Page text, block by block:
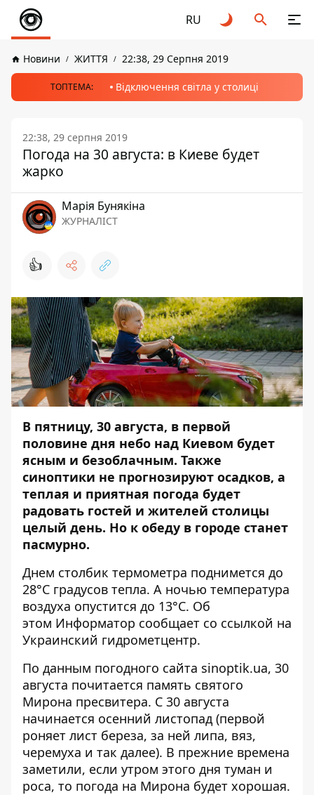
RU
Новини ЖИТТЯ 22:38, 29 Серпня 2019
ТОПТЕМА: Відключення світла у столиці
22:38, 29 серпня 2019
Погода на 30 августа: в Киеве будет
жарко
Марія Бунякіна
ЖУРНАЛІСТ
👍
В пятницу, 30 августа, в первой
половине дня небо над Киевом будет
ясным и безоблачным. Также
синоптики не прогнозируют осадков, а
теплая и приятная погода будет
радовать гостей и жителей столицы
целый день. Но к обеду в городе станет
пасмурно.
Днем столбик термометра поднимется до
28°C градусов тепла. А ночью температура
воздуха опустится до 13°C. Об
этом Информатор сообщает со ссылкой на
Украинский гидрометцентр.
По данным погодного сайта sinoptik.ua, 30
августа почитается память святого
Мирона пресвитера. С 30 августа
начинается осенний листопад (первой
роняет лист береза, за ней липа, вяз,
черемуха и так далее). В прежние времена
заметили, если утром этого дня туман и
роса, то погода на Мирона будет хорошая.